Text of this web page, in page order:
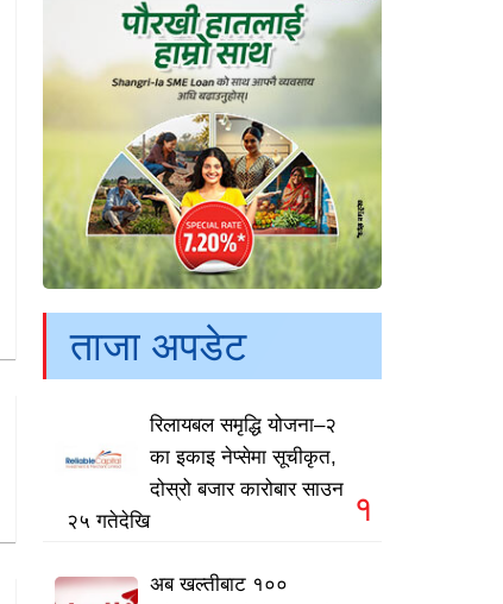
ताजा अपडेट
रिलायबल समृद्धि योजना–२
का इकाइ नेप्सेमा सूचीकृत,
दोस्रो बजार कारोबार साउन
२५ गतेदेखि
१
अब खल्तीबाट १००